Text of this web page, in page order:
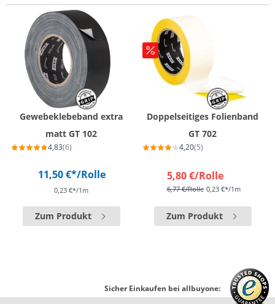
Gewebeklebeband extra
matt GT 102
4,83(6)
11,50 €*/Rolle
0,23 €*/1m
Zum Produkt
Doppelseitiges Folienband
GT 702
4,20(5)
5,80 €/Rolle
6,77 €/Rolle 0,23 €*/1m
Zum Produkt
Sicher Einkaufen bei allbuyone: